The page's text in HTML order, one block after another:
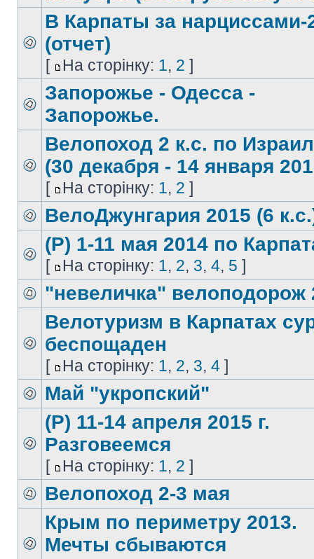
В Карпаты за нарциссами-
(отчет)
[ На сторінку: 1, 2 ]
Запорожье - Одесса -
Запорожье.
Велопоход 2 к.с. по
(30 декабря - 14 января
[ На сторінку: 1, 2 ]
ВелоДжунгария 2015 (6
(Р) 1-11 мая 2014 по
[ На сторінку: 1, 2, 3, 4, 5 ]
"невеличка" велоподорож
Велотуризм в Карпатах
беспощаден
[ На сторінку: 1, 2, 3, 4 ]
Май "укропский"
(Р) 11-14 апреля 2015 г.
Разговеемся
[ На сторінку: 1, 2 ]
Велопоход 2-3 мая
Крым по периметру 2013.
Мечты сбываются